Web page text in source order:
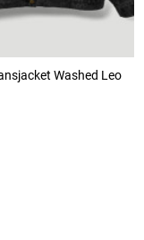
Washed Leo